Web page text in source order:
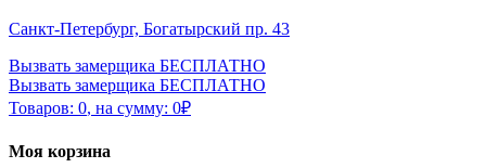
Санкт-Петербург, Богатырский пр. 43
Вызвать замерщика БЕСПЛАТНО
Вызвать замерщика БЕСПЛАТНО
Товаров: 0, на сумму: 0₽
Моя корзина